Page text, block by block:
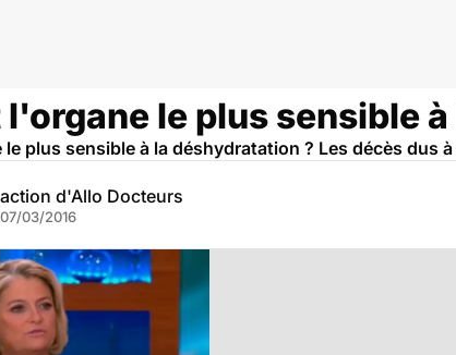
l'organe le plus sensible
plus sensible à la déshydratation ? Les décès dus
d'Allo Docteurs
07/03/2016